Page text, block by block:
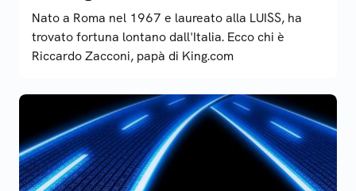
Nato a Roma nel 1967 e laureato alla LUISS, ha
trovato fortuna lontano dall'Italia. Ecco chi è
Riccardo Zacconi, papà di King.com